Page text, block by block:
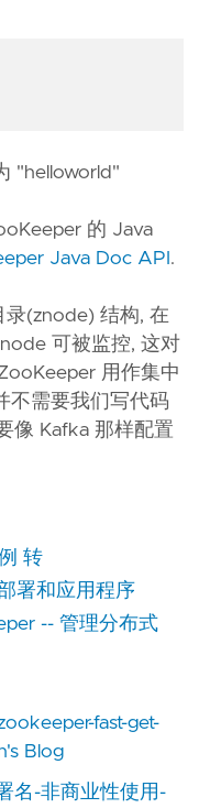
"helloworld"
的 Java
Java Doc API .
(znode) 结构, 在
可被监控, 这对
用作集中
不需要我们写代码
像 Kafka 那样配置
转
署和应用程序
-- 管理分布式
fast-get-
Blog
名-非商业性使用-